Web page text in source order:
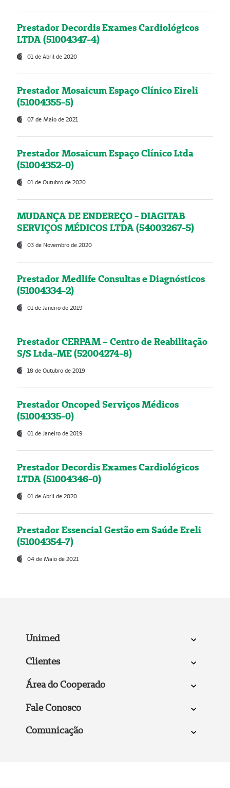
Prestador Decordis Exames Cardiológicos
LTDA (51004347-4)
01 de Abril de 2020
Prestador Mosaicum Espaço Clínico Eireli
(51004355-5)
07 de Maio de 2021
Prestador Mosaicum Espaço Clínico Ltda
(51004352-0)
01 de Outubro de 2020
MUDANÇA DE ENDEREÇO - DIAGITAB
SERVIÇOS MÉDICOS LTDA (54003267-5)
03 de Novembro de 2020
Prestador Medlife Consultas e Diagnósticos
(51004334-2)
01 de Janeiro de 2019
Prestador CERPAM – Centro de Reabilitação
S/S Ltda-ME (52004274-8)
18 de Outubro de 2019
Prestador Oncoped Serviços Médicos
(51004335-0)
01 de Janeiro de 2019
Prestador Decordis Exames Cardiológicos
LTDA (51004346-0)
01 de Abril de 2020
Prestador Essencial Gestão em Saúde Ereli
(51004354-7)
04 de Maio de 2021
Unimed
Clientes
Área do Cooperado
Fale Conosco
Comunicação